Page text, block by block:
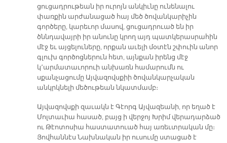
ցուցադրութեան իր ուրոյն անկիւնը ունենալու
փառքին արժանացած հայ մեծ ծովանկարիչին
գործերը, կարեւոր մասով, ցուցադրուած են իր
ծննդավայրի իր անունը կրող այդ պատկերասրահին
մէջ եւ այցելուները, որքան աւելի մօտէն շփուին անոր
գլուխ գործոցներուն հետ, այնքան իրենց մէջ
կ՚արմատաւորուի անխառն համարումն ու
սքանչացումը Այվազովսքիի ծովանկարչական
անկրկնելի մեծութեան նկատմամբ։
Այվազովսքի զաւակն է Գէորգ Այվազեանի, որ եղած է
Մոլտաւիա հասած, բայց ի վերջոյ Խրիմ վերադարձած
ու Թէոտոսիա հաստատուած հայ առեւտրական մը։
Յովհաննէս Նախնական իր ուսումը ստացած է